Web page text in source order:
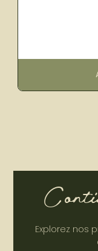
Explorez nos